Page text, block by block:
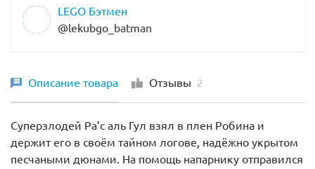
LEGO Бэтмен
@lekubgo_batman
Описание товара Отзывы 2
Суперзлодей Ра’с аль Гул взял в плен Робина и
держит его в своём тайном логове, надёжно укрытом
песчаными дюнами. На помощь напарнику отправился